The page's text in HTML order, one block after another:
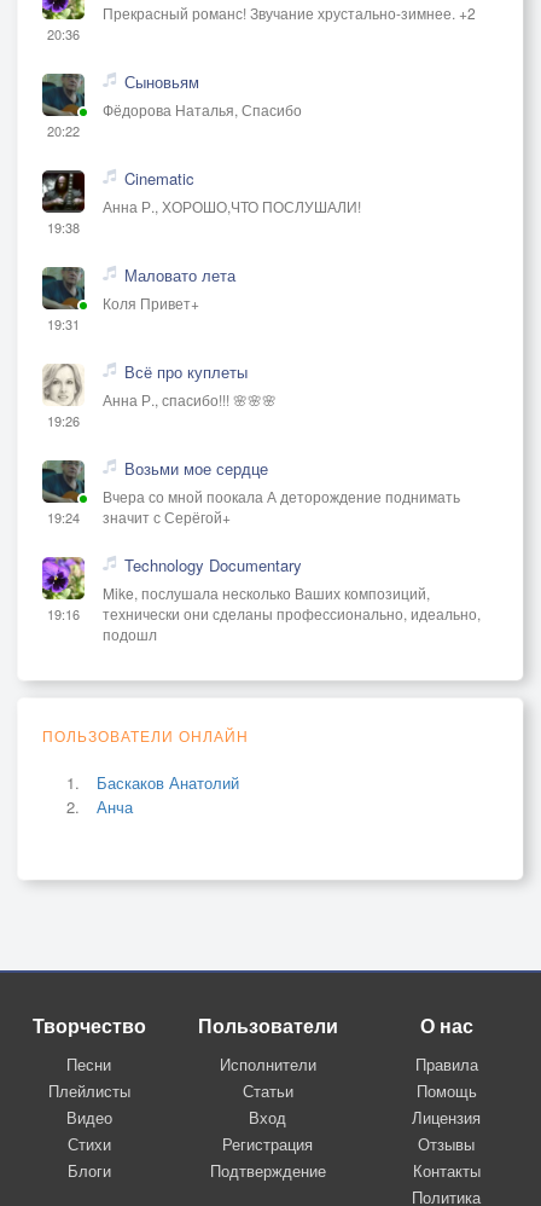
20:36
Прекрасный романс! Звучание хрустально-зимнее. +2
20:22
Сыновьям
Фёдорова Наталья, Спасибо
19:38
Cinematic
Анна Р., ХОРОШО,ЧТО ПОСЛУШАЛИ!
19:31
Маловато лета
Коля Привет+
19:26
Всё про куплеты
Анна Р., спасибо!!! 🌸🌸🌸
19:24
Возьми мое сердце
Вчера со мной поокала А деторождение поднимать
значит с Серёгой+
19:16
Technology Documentary
Mike, послушала несколько Ваших композиций,
технически они сделаны профессионально, идеально,
подошл
ПОЛЬЗОВАТЕЛИ ОНЛАЙН
Баскаков Анатолий
Анча
Творчество
Песни
Плейлисты
Видео
Стихи
Блоги
Пользователи
Исполнители
Статьи
Вход
Регистрация
Подтверждение
О нас
Правила
Помощь
Лицензия
Отзывы
Контакты
Политика